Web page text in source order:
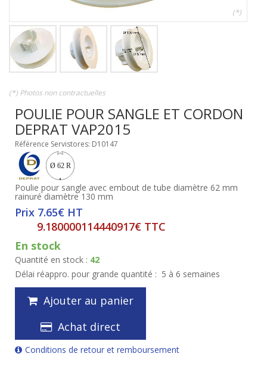
(*)
(*) Photos non contractuelles
POULIE POUR SANGLE ET CORDON
DEPRAT VAP2015
Référence Servistores: D10147
Poulie pour sangle avec embout de tube diamètre 62 mm
rainuré diamètre 130 mm
Prix 7.65€ HT
9.180000114440917€ TTC
En stock
Quantité en stock : 42
Délai réappro. pour grande quantité : 5 à 6 semaines
Ajouter au panier
Achat direct
Conditions de retour et remboursement